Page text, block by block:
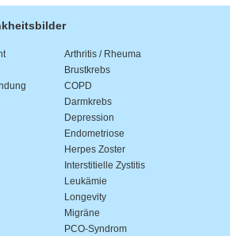
Arthritis / Rheuma
Brustkrebs
COPD
Darmkrebs
Depression
Endometriose
Herpes Zoster
Interstitielle Zystitis
Leukämie
Longevity
Migräne
PCO-Syndrom